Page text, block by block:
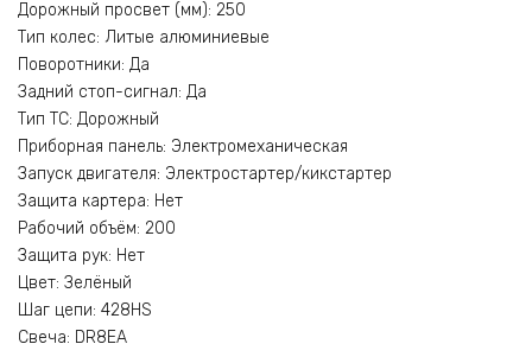
Дорожный просвет (мм): 250
Тип колес: Литые алюминиевые
Поворотники: Да
Задний стоп-сигнал: Да
Тип ТС: Дорожный
Приборная панель: Электромеханическая
Запуск двигателя: Электростартер/кикстартер
Защита картера: Нет
Рабочий объём: 200
Защита рук: Нет
Цвет: Зелёный
Шаг цепи: 428HS
Свеча: DR8EA